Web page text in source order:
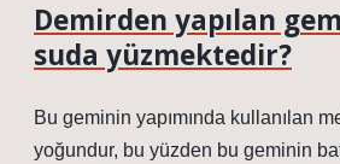
Demirden yapılan
suda yüzmektedir?
Bu geminin yapımında kullanılan
yoğundur, bu yüzden bu geminin